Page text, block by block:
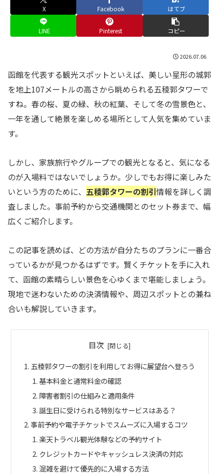
X Facebook はてブ
LINE Pinterest コピー
2026.07.06
函館を代表する観光スポットといえば、美しい星形の城郭
を地上107メートルの高さから眺められる五稜郭タワーで
すね。春の桜、夏の緑、秋の紅葉、そして冬の雪景色と、
一年を通して絶景を楽しめる場所として人気を集めていま
す。
しかし、家族旅行やグループでの観光となると、気になる
のが入場料ではないでしょうか。少しでもお得に楽しみた
いという方のために、 五稜郭タワーの割引情報を詳しく調
査しました。事前予約から交通機関とのセット券まで、幅
広くご紹介します。
この記事を読めば、どの方法が自分たちのプランに一番合
っているかが見つかるはずです。賢くチケットを手に入れ
て、函館の素晴らしい景色を心ゆくまで堪能しましょう。
現地で迷わないための決済情報や、周辺スポットとの兼ね
合いも解説していきます。
目次
五稜郭タワーの割引を利用してお得に展望台へ登ろう
基本料金と通常料金の確認
障害者割引の仕組みと適用条件
誕生日に受けられる特別なサービスはある？
事前予約や電子チケットでスムーズに入場するコツ
楽天トラベル観光体験などの予約サイト
クレジットカードやキャッシュレス決済の対応
混雑を避けて優先的に入場する方法